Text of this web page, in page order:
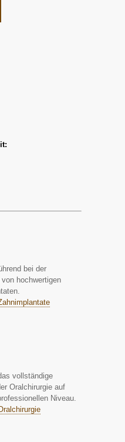
bei der
hochwertigen
vollständige
Oralchirurgie auf
Niveau.